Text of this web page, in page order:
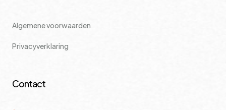
Algemene voorwaarden
Privacyverklaring
Contact